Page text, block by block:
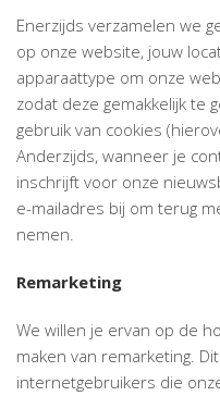
Enerzijds verzamelen we
op onze website, jouw
apparaattype om onze
zodat deze gemakkelijk te
gebruik van cookies
Anderzijds, wanneer je
inschrijft voor onze
e-mailadres bij om terug
nemen.
Remarketing
We willen je ervan op de
maken van remarketing.
internetgebruikers die